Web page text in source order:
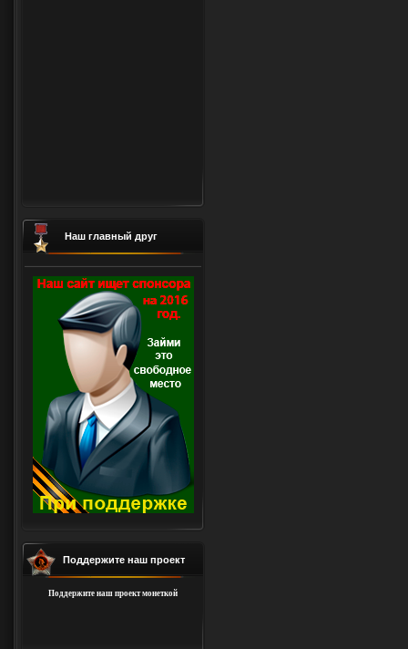
Наш главный друг
Поддержите наш проект
Поддержите наш проект монеткой